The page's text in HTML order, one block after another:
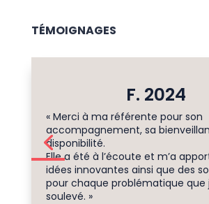
TÉMOIGNAGES
F. 2024
« Merci à ma référente pour son
accompagnement, sa
disponibilité.
Elle a été à l’écoute et m’a
idées innovantes ainsi que des
pour chaque problématique que
soulevé. »